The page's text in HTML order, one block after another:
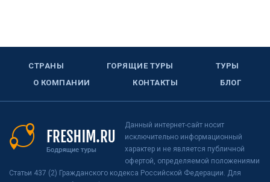
СТРАНЫ ГОРЯЩИЕ ТУРЫ
ТУРЫ
О КОМПАНИИ
КОНТАКТЫ БЛОГ
Данный интернет-сайт носит
исключительно информационный
характер и не является публичной
офертой, определяемой положениями
Статьи 437 (2) Гражданского кодекса Российской Федерации. Для